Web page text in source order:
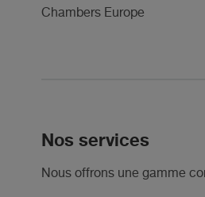
Chambers Europe
Nos services
Nous offrons une gamme